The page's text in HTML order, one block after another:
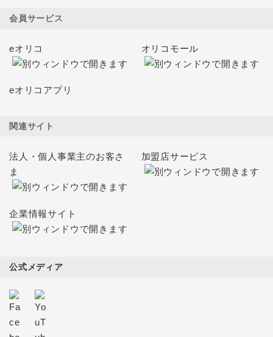
会員サービス
eオリコ オリコモール
eオリコアプリ
関連サイト
法人・個人事業主のお客さ
ま
加盟店サービス
企業情報サイト
公式メディア